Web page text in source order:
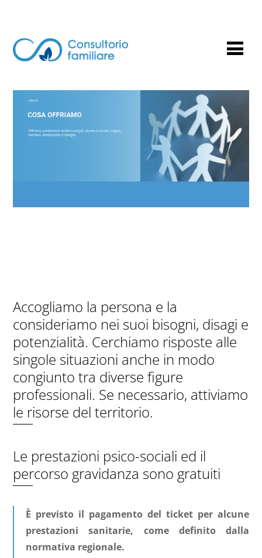
Accogliamo la persona e la
consideriamo nei suoi bisogni, disagi e
potenzialità. Cerchiamo risposte alle
singole situazioni anche in modo
congiunto tra diverse figure
professionali. Se necessario, attiviamo
le risorse del territorio.
Le prestazioni psico-sociali ed il
percorso gravidanza sono gratuiti
È previsto il pagamento del ticket per alcune
prestazioni sanitarie, come definito dalla
normativa regionale.